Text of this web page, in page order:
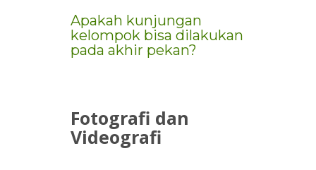
Apakah kunjungan
kelompok bisa dilakukan
pada akhir pekan?
Fotografi dan
Videografi